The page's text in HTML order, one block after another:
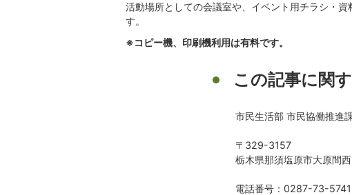
活動場所としての会議室や、イベント用チラシ・
す。
※コピー機、印刷機利用は有料です。
この記事に関
市民生活部 市民協働推進
〒329-3157
栃木県那須塩原市大原間
電話番号：0287-73-5741